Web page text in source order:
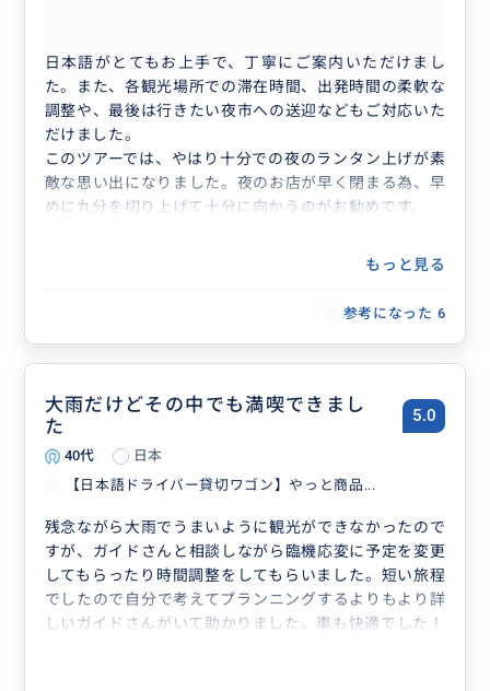
日本語がとてもお上手で、丁寧にご案内いただけまし
た。また、各観光場所での滞在時間、出発時間の柔軟な
調整や、最後は行きたい夜市への送迎などもご対応いた
だけました。
このツアーでは、やはり十分での夜のランタン上げが素
敵な思い出になりました。夜のお店が早く閉まる為、早
めに九分を切り上げて十分に向かうのがお勧めです。
もっと見る
参考になった 6
大雨だけどその中でも満喫できまし
た
5.0
40代
日本
【日本語ドライバー貸切ワゴン】やっと商品...
残念ながら大雨でうまいように観光ができなかったので
すが、ガイドさんと相談しながら臨機応変に予定を変更
してもらったり時間調整をしてもらいました。短い旅程
でしたので自分で考えてプランニングするよりもより詳
しいガイドさんがいて助かりました。車も快適でした！